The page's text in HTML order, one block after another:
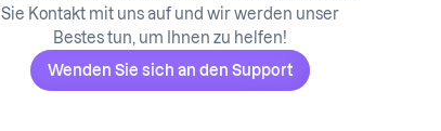
Sie Kontakt mit uns auf und wir werden unser
Bestes tun, um Ihnen zu helfen!
Wenden Sie sich an den Support